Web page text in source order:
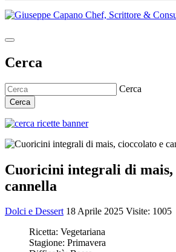
Cerca
Cerca
Cerca
Cuoricini integrali di mais,
cannella
Dolci e Dessert 18 Aprile 2025 Visite: 1005
Ricetta: Vegetariana
Stagione: Primavera